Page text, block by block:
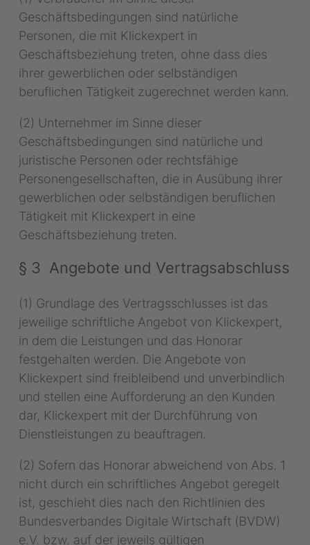
Geschäftsbedingungen sind natürliche
Personen, die mit Klickexpert in
Geschäftsbeziehung treten, ohne dass dies
ihrer gewerblichen oder selbständigen
beruflichen Tätigkeit zugerechnet werden kann.
(2) Unternehmer im Sinne dieser
Geschäftsbedingungen sind natürliche und
juristische Personen oder rechtsfähige
Personengesellschaften, die in Ausübung ihrer
gewerblichen oder selbständigen beruflichen
Tätigkeit mit Klickexpert in eine
Geschäftsbeziehung treten.
§ 3 Angebote und Vertragsabschluss
(1) Grundlage des Vertragsschlusses ist das
jeweilige schriftliche Angebot von Klickexpert,
in dem die Leistungen und das Honorar
festgehalten werden. Die Angebote von
Klickexpert sind freibleibend und unverbindlich
und stellen eine Aufforderung an den Kunden
dar, Klickexpert mit der Durchführung von
Dienstleistungen zu beauftragen.
(2) Sofern das Honorar abweichend von Abs. 1
nicht durch ein schriftliches Angebot geregelt
ist, geschieht dies nach den Richtlinien des
Bundesverbandes Digitale Wirtschaft (BVDW)
e.V. bzw. auf der jeweils gültigen